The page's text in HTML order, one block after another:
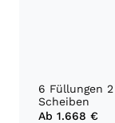
6 Füllungen 2
Scheiben
Ab 1.668 €